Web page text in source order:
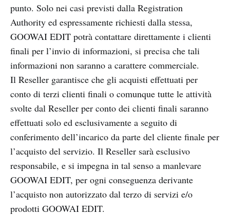
punto. Solo nei casi previsti dalla Registration
Authority ed espressamente richiesti dalla stessa,
GOOWAI EDIT potrà contattare direttamente i clienti
finali per l’invio di informazioni, si precisa che tali
informazioni non saranno a carattere commerciale.
Il Reseller garantisce che gli acquisti effettuati per
conto di terzi clienti finali o comunque tutte le attività
svolte dal Reseller per conto dei clienti finali saranno
effettuati solo ed esclusivamente a seguito di
conferimento dell’incarico da parte del cliente finale per
l’acquisto del servizio. Il Reseller sarà esclusivo
responsabile, e si impegna in tal senso a manlevare
GOOWAI EDIT, per ogni conseguenza derivante
l’acquisto non autorizzato dal terzo di servizi e/o
prodotti GOOWAI EDIT.